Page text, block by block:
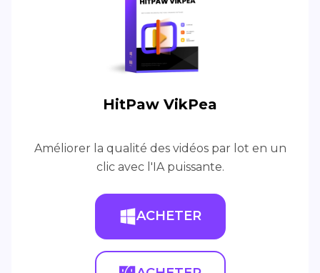
HitPaw VikPea
Améliorer la qualité des vidéos par lot en un
clic avec l'IA puissante.
ACHETER